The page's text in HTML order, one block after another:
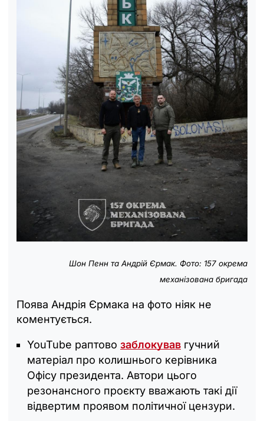
Шон Пенн та Андрій Єрмак. Фото: 157 окрема
механізована бригада
Поява Андрія Єрмака на фото ніяк не
коментується.
YouTube раптово заблокував гучний
матеріал про колишнього керівника
Офісу президента. Автори цього
резонансного проєкту вважають такі дії
відвертим проявом політичної цензури.